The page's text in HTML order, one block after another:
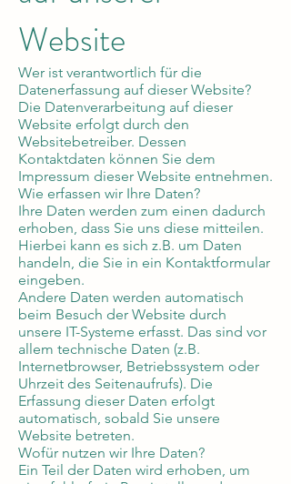
Website
Wer ist verantwortlich für die
Datenerfassung auf dieser Website?
Die Datenverarbeitung auf dieser
Website erfolgt durch den
Websitebetreiber. Dessen
Kontaktdaten können Sie dem
Impressum dieser Website entnehmen.
Wie erfassen wir Ihre Daten?
Ihre Daten werden zum einen dadurch
erhoben, dass Sie uns diese mitteilen.
Hierbei kann es sich z.B. um Daten
handeln, die Sie in ein Kontaktformular
eingeben.
Andere Daten werden automatisch
beim Besuch der Website durch
unsere IT-Systeme erfasst. Das sind vor
allem technische Daten (z.B.
Internetbrowser, Betriebssystem oder
Uhrzeit des Seitenaufrufs). Die
Erfassung dieser Daten erfolgt
automatisch, sobald Sie unsere
Website betreten.
Wofür nutzen wir Ihre Daten?
Ein Teil der Daten wird erhoben, um